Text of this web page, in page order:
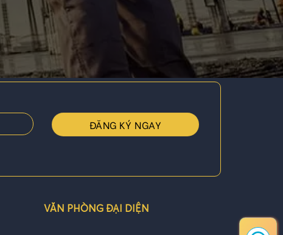
VĂN PHÒNG ĐẠI DIỆN